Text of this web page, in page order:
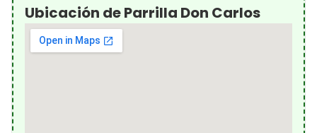
Ubicación de Parrilla Don Carlos